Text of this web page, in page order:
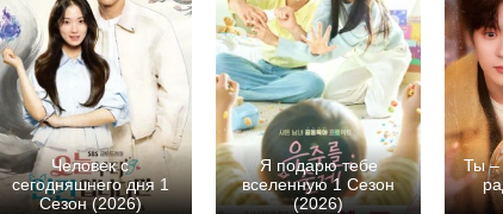
Человек с
сегодняшнего дня 1
Сезон (2026)
Я подарю тебе
вселенную 1 Сезон
(2026)
Ты –